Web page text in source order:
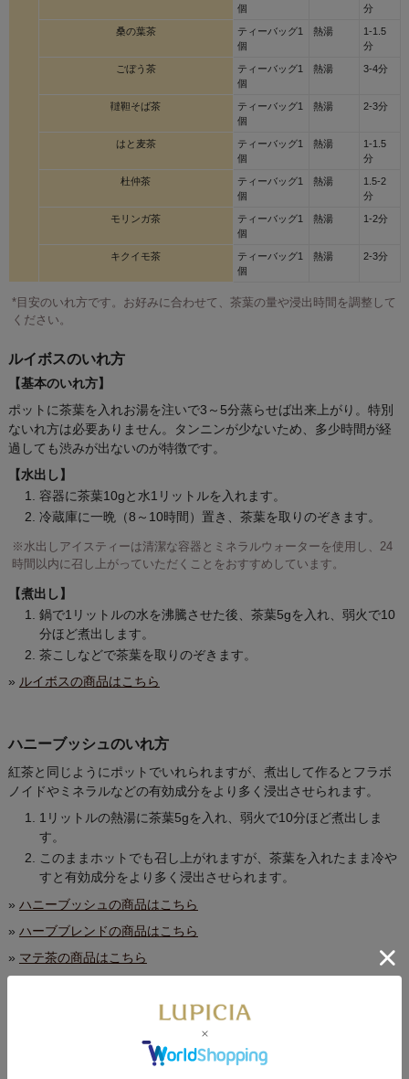
個
分
桑の葉茶
ティーバッグ1
個
熱湯
1-1.5
分
ごぼう茶
ティーバッグ1
個
熱湯 3-4分
韃靼そば茶
ティーバッグ1
個
熱湯 2-3分
はと麦茶
ティーバッグ1
個
熱湯
1-1.5
分
杜仲茶
ティーバッグ1
個
熱湯
1.5-2
分
モリンガ茶
ティーバッグ1
個
熱湯 1-2分
キクイモ茶
ティーバッグ1
個
熱湯 2-3分
*目安のいれ方です。お好みに合わせて、茶葉の量や浸出時間を調整して
ください。
ルイボスのいれ方
【基本のいれ方】
ポットに茶葉を入れお湯を注いで3～5分蒸らせば出来上がり。特別
ないれ方は必要ありません。タンニンが少ないため、多少時間が経
過しても渋みが出ないのが特徴です。
【水出し】
容器に茶葉10gと水1リットルを入れます。
冷蔵庫に一晩（8～10時間）置き、茶葉を取りのぞきます。
※水出しアイスティーは清潔な容器とミネラルウォーターを使用し、24
時間以内に召し上がっていただくことをおすすめしています。
【煮出し】
鍋で1リットルの水を沸騰させた後、茶葉5gを入れ、弱火で10
分ほど煮出します。
茶こしなどで茶葉を取りのぞきます。
» ルイボスの商品はこちら
ハニーブッシュのいれ方
紅茶と同じようにポットでいれられますが、煮出して作るとフラボ
ノイドやミネラルなどの有効成分をより多く浸出させられます。
1リットルの熱湯に茶葉5gを入れ、弱火で10分ほど煮出しま
す。
このままホットでも召し上がれますが、茶葉を入れたまま冷や
すと有効成分をより多く浸出させられます。
» ハニーブッシュの商品はこちら
» ハーブブレンドの商品はこちら
» マテ茶の商品はこちら
国産健康野菜茶のいれ方（煮出し・水出し）
煮出し方：沸騰させた500mlのお湯に、ティーバッグ2個を約2.5分